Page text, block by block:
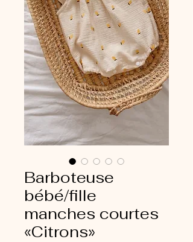
Barboteuse
bébé/fille
manches courtes
«Citrons»